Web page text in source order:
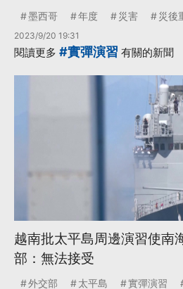
墨西哥 年度 災害 災後
2023/9/20 19:31
閱讀更多 #實彈演習 有關的新聞
越南批太平島周邊演習使南
部：無法接受
外交部 太平島 實彈演習